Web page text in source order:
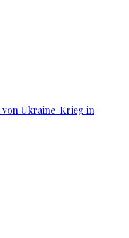
von Ukraine-Krieg in